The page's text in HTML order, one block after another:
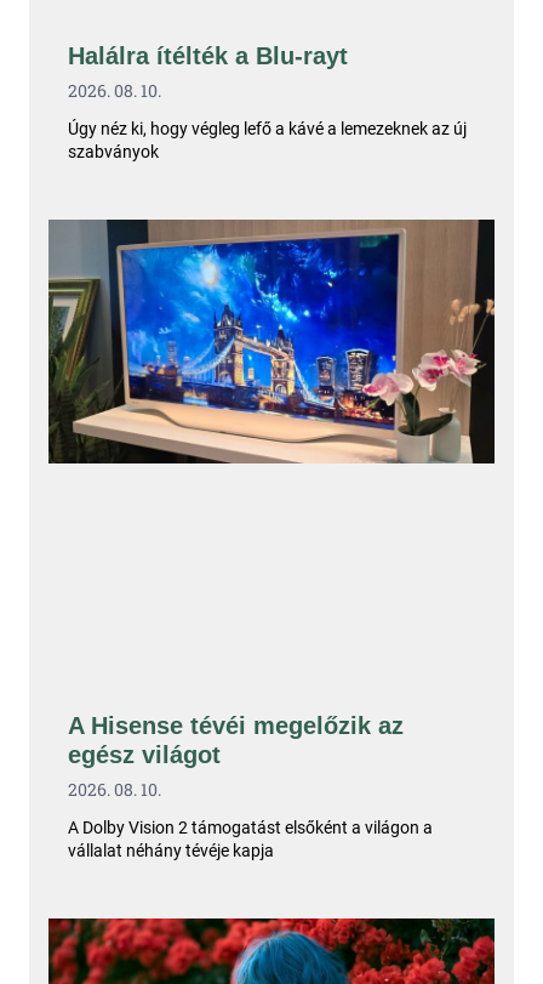
Halálra ítélték a Blu-rayt
2026. 08. 10.
Úgy néz ki, hogy végleg lefő a kávé a lemezeknek az új
szabványok
A Hisense tévéi megelőzik az
egész világot
2026. 08. 10.
A Dolby Vision 2 támogatást elsőként a világon a
vállalat néhány tévéje kapja